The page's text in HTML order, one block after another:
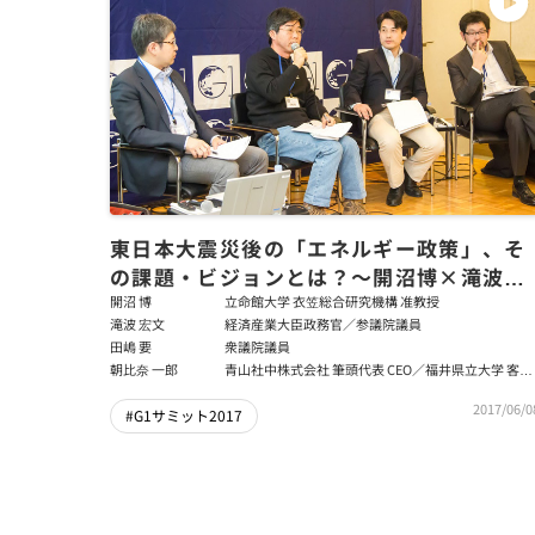
東日本大震災後の「エネルギー政策」、そ
の課題・ビジョンとは？～開沼博×滝波宏
文×田嶋要×朝比奈一郎
開沼 博
立命館大学 衣笠総合研究機構 准教授
滝波 宏文
経済産業大臣政務官／参議院議員
田嶋 要
衆議院議員
朝比奈 一郎
青山社中株式会社 筆頭代表 CEO／福井県立大学 客員
授
#G1サミット2017 2017/06/